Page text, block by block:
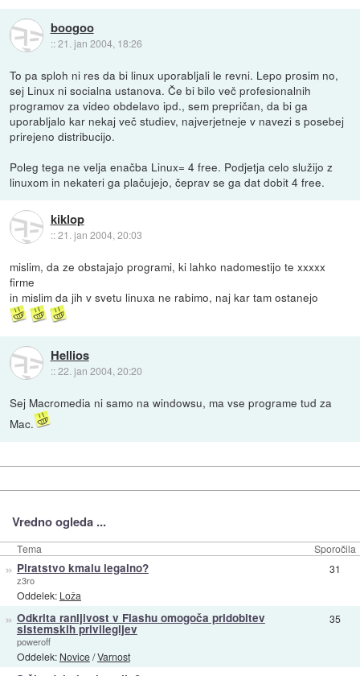
boogoo
::21. jan 2004, 18:26
To pa sploh ni res da bi linux uporabljali le revni. Lepo prosim no,
sej Linux ni socialna ustanova. Če bi bilo več profesionalnih
programov za video obdelavo ipd., sem prepričan, da bi ga
uporabljalo kar nekaj več studiev, najverjetneje v navezi s posebej
prirejeno distribucijo.
Poleg tega ne velja enačba Linux= 4 free. Podjetja celo služijo z
linuxom in nekateri ga plačujejo, čeprav se ga dat dobit 4 free.
kiklop
::21. jan 2004, 20:03
mislim, da ze obstajajo programi, ki lahko nadomestijo te xxxxx
firme
in mislim da jih v svetu linuxa ne rabimo, naj kar tam ostanejo
Hellios
::22. jan 2004, 20:20
Sej Macromedia ni samo na windowsu, ma vse programe tud za
Mac.
Vredno ogleda ...
Tema Sporočila
» Piratstvo kmalu legalno?
z3ro
Oddelek: Loža
31
» Odkrita ranljivost v Flashu omogoča pridobitev
sistemskih privilegijev
poweroff
Oddelek: Novice/Varnost
35